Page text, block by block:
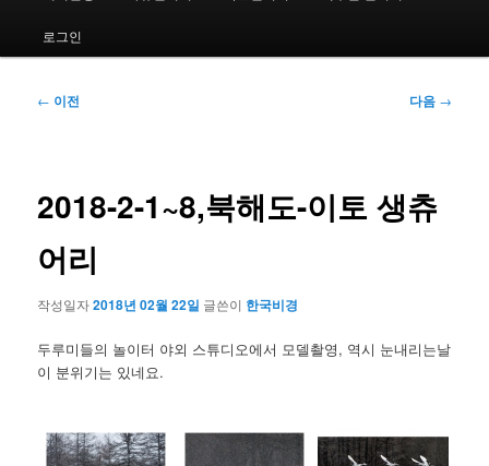
로그인
글
션
← 이전 다음 →
2018-2-1~8,북해도-이토 생츄
어리
작성일자2018년 02월 22일 글쓴이 한국비경
두루미들의 놀이터 야외 스튜디오에서 모델촬영, 역시 눈내리는날
이 분위기는 있네요.